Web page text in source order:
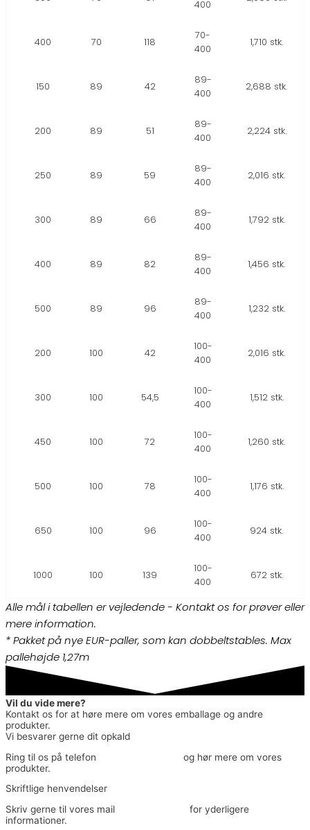
400
400 70 118
70-
400
1,710 stk.
150 89 42
89-
400
2,688 stk.
200 89 51
89-
400
2,224 stk.
250 89 59
89-
400
2,016 stk.
300 89 66
89-
400
1,792 stk.
400 89 82
89-
400
1,456 stk.
500 89 96
89-
400
1,232 stk.
200 100 42
100-
400
2,016 stk.
300 100 54,5
100-
400
1,512 stk.
450 100 72
100-
400
1,260 stk.
500 100 78
100-
400
1,176 stk.
650 100 96
100-
400
924 stk.
1000 100 139
100-
400
672 stk.
Alle mål i tabellen er vejledende - Kontakt os for prøver eller
mere information.
* Pakket på nye EUR-paller, som kan dobbeltstables. Max
pallehøjde 1,27m
Vil du vide mere?
Kontakt os for at høre mere om vores emballage og andre
produkter.
Vi besvarer gerne dit opkald
Ring til os på telefon
og hør mere om vores
produkter.
Skriftlige henvendelser
Skriv gerne til vores mail
for yderligere
informationer.